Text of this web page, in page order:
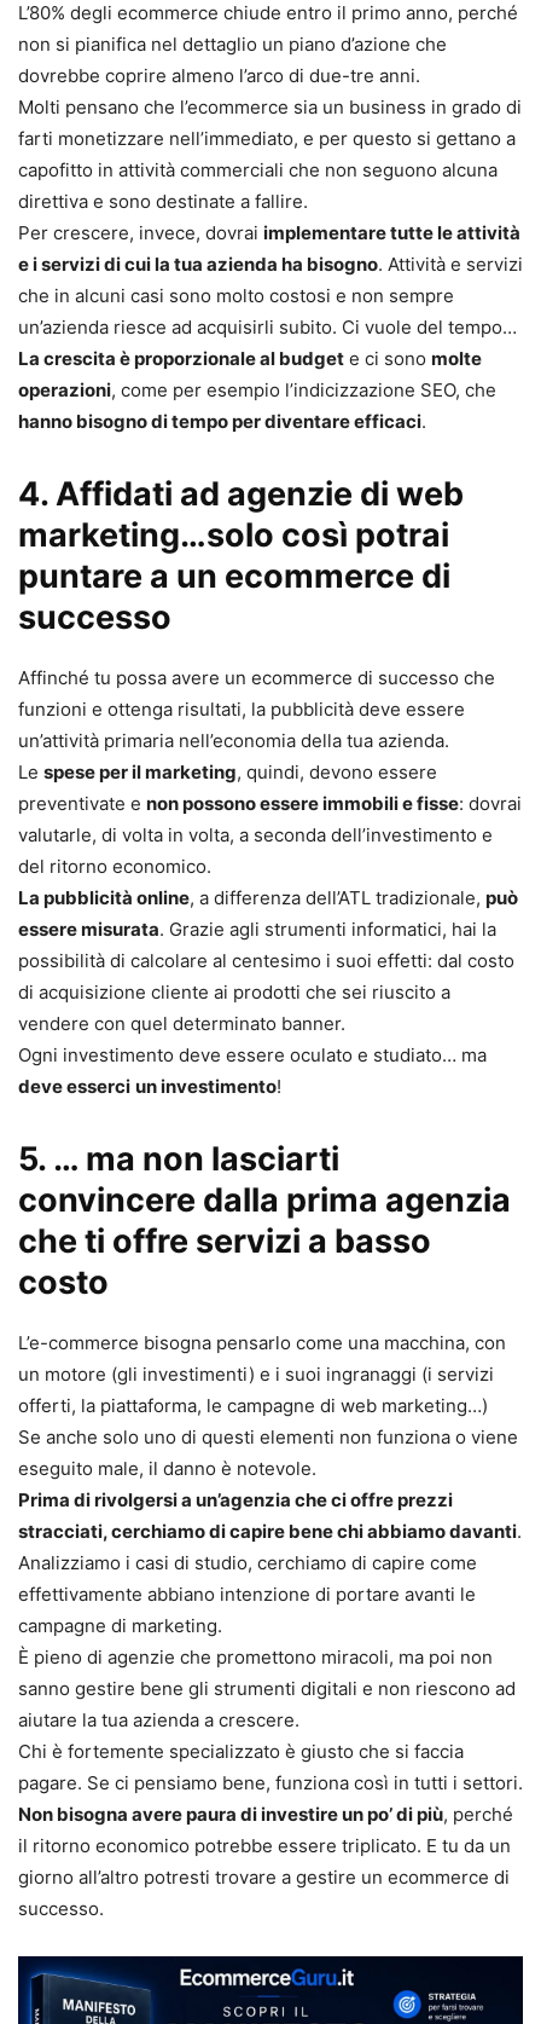
L’80% degli ecommerce chiude entro il primo anno, perché
non si pianifica nel dettaglio un piano d’azione che
dovrebbe coprire almeno l’arco di due-tre anni.
Molti pensano che l’ecommerce sia un business in grado di
farti monetizzare nell’immediato, e per questo si gettano a
capofitto in attività commerciali che non seguono alcuna
direttiva e sono destinate a fallire.
Per crescere, invece, dovrai implementare tutte le attività
e i servizi di cui la tua azienda ha bisogno. Attività e servizi
che in alcuni casi sono molto costosi e non sempre
un’azienda riesce ad acquisirli subito. Ci vuole del tempo…
La crescita è proporzionale al budget e ci sono molte
operazioni, come per esempio l’indicizzazione SEO, che
hanno bisogno di tempo per diventare efficaci.
4. Affidati ad agenzie di web
marketing…solo così potrai
puntare a un ecommerce di
successo
Affinché tu possa avere un ecommerce di successo che
funzioni e ottenga risultati, la pubblicità deve essere
un’attività primaria nell’economia della tua azienda.
Le spese per il marketing, quindi, devono essere
preventivate e non possono essere immobili e fisse: dovrai
valutarle, di volta in volta, a seconda dell’investimento e
del ritorno economico.
La pubblicità online, a differenza dell’ATL tradizionale, può
essere misurata. Grazie agli strumenti informatici, hai la
possibilità di calcolare al centesimo i suoi effetti: dal costo
di acquisizione cliente ai prodotti che sei riuscito a
vendere con quel determinato banner.
Ogni investimento deve essere oculato e studiato… ma
deve esserci un investimento!
5. … ma non lasciarti
convincere dalla prima agenzia
che ti offre servizi a basso
costo
L’e-commerce bisogna pensarlo come una macchina, con
un motore (gli investimenti) e i suoi ingranaggi (i servizi
offerti, la piattaforma, le campagne di web marketing…)
Se anche solo uno di questi elementi non funziona o viene
eseguito male, il danno è notevole.
Prima di rivolgersi a un’agenzia che ci offre prezzi
stracciati, cerchiamo di capire bene chi abbiamo davanti.
Analizziamo i casi di studio, cerchiamo di capire come
effettivamente abbiano intenzione di portare avanti le
campagne di marketing.
È pieno di agenzie che promettono miracoli, ma poi non
sanno gestire bene gli strumenti digitali e non riescono ad
aiutare la tua azienda a crescere.
Chi è fortemente specializzato è giusto che si faccia
pagare. Se ci pensiamo bene, funziona così in tutti i settori.
Non bisogna avere paura di investire un po’ di più, perché
il ritorno economico potrebbe essere triplicato. E tu da un
giorno all’altro potresti trovare a gestire un ecommerce di
successo.